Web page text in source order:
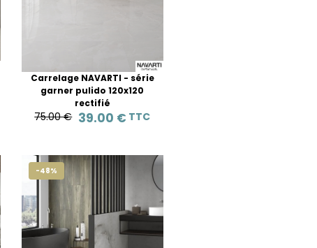
Carrelage NAVARTI - série
garner pulido 120x120
rectifié
75.00 € 39.00 € TTC
-48%